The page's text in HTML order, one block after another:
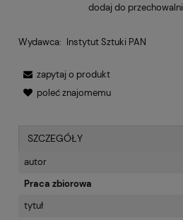
dodaj do przechowalni
Wydawca: Instytut Sztuki PAN
zapytaj o produkt
poleć znajomemu
SZCZEGÓŁY
autor
Praca zbiorowa
tytuł